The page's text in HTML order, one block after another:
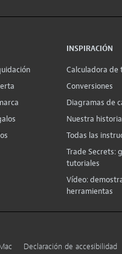
INSPIRACIÓN
Calculadora de
Conversiones
Diagramas de
Nuestra historia
Todas las
Trade Secrets:
tutoriales
Vídeo:
herramientas
Declaración de accesibilidad